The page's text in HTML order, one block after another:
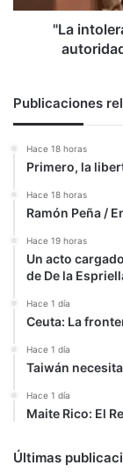
autoridades
cubanas","La
Publicaciones
Hace 18 horas
Primero, la
Hace 18 horas
Ramón Peña /
Hace 19 horas
Un acto
de De la
Hace 1 día
Ceuta: La
Hace 1 día
Taiwán
Hace 1 día
Maite Rico: El
Últimas